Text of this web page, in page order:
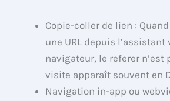
Copie-coller de lien :
une URL depuis l’assistant
navigateur, le referer n’est
visite apparaît souvent en
Navigation in-app ou